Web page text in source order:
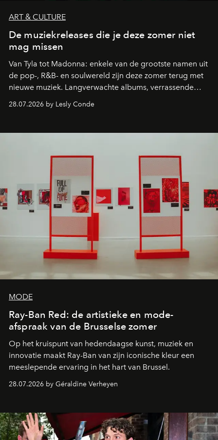
ART & CULTURE
De muziekreleases die je deze zomer niet
mag missen
Van Tyla tot Madonna: enkele van de grootste namen uit
de pop-, R&B- en soulwereld zijn deze zomer terug met
nieuwe muziek. Langverwachte albums, verrassende
de releases die je niet mag missen.
28.07.2026 by Lesly Conde
MODE
Ray-Ban Red: de artistieke en mode-
afspraak van de Brusselse zomer
Op het kruispunt van hedendaagse kunst, muziek en
innovatie maakt Ray-Ban van zijn iconische kleur een
meeslepende ervaring in het hart van Brussel.
28.07.2026 by Géraldine Verheyen